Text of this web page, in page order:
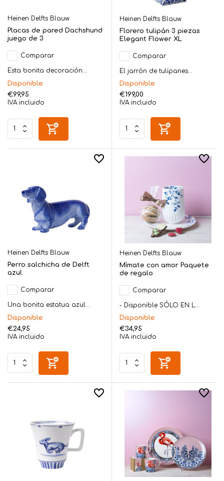
Heinen Delfts Blauw
Placas de pared Dachshund
juego de 3
Comparar
Esta bonita decoración...
Disponible
€99,95
IVA incluido
Heinen Delfts Blauw
Florero tulipán 3 piezas
Elegant Flower XL
Comparar
El jarrón de tulipanes...
Disponible
€199,00
IVA incluido
Heinen Delfts Blauw
Perro salchicha de Delft
azul
Comparar
Una bonita estatua azul...
Disponible
€24,95
IVA incluido
Heinen Delfts Blauw
Mímate con amor Paquete
de regalo
Comparar
- Disponible SÓLO EN L...
Disponible
€34,95
IVA incluido